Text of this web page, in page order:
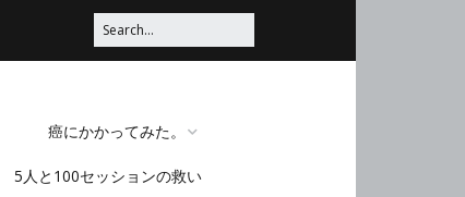
癌にかかってみた。
脳みそほじくられてみ
5人と100セッションの救い